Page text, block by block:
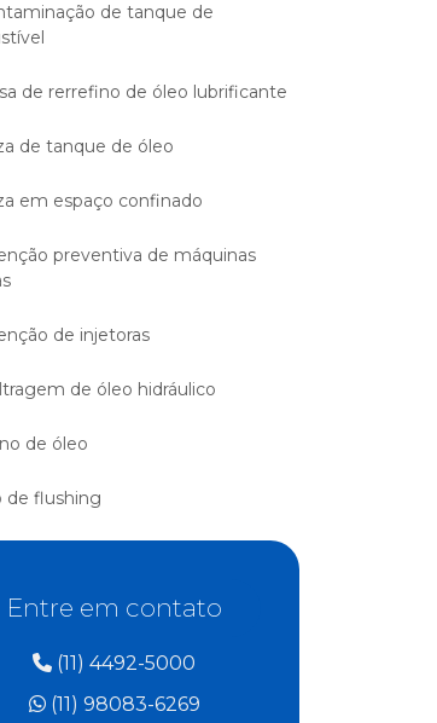
de tanque de
de rerrefino de óleo lubrificante
de tanque de óleo
em espaço confinado
preventiva de máquinas
de injetoras
de óleo hidráulico
de óleo
de flushing
Entre em contato
(11) 4492-5000
(11) 98083-6269